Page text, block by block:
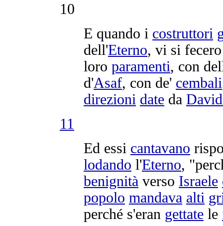
10
E quando i costruttori
dell'Eterno, vi si
loro paramenti, con
d'Asaf, con de' cembali
direzioni date da
11
Ed essi cantavano
lodando l'Eterno,
benignità verso Israele
popolo mandava alti
perché s'eran gettate le